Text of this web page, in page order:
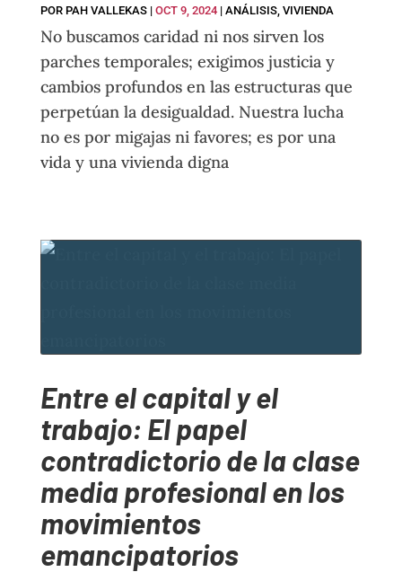
POR PAH VALLEKAS| OCT 9, 2024| ANÁLISIS, VIVIENDA
No buscamos caridad ni nos sirven los
parches temporales; exigimos justicia y
cambios profundos en las estructuras que
perpetúan la desigualdad. Nuestra lucha
no es por migajas ni favores; es por una
vida y una vivienda digna
Entre el capital y el
trabajo: El papel
contradictorio de la clase
media profesional en los
movimientos
emancipatorios